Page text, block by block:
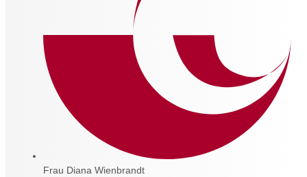
Frau Diana Wienbrandt